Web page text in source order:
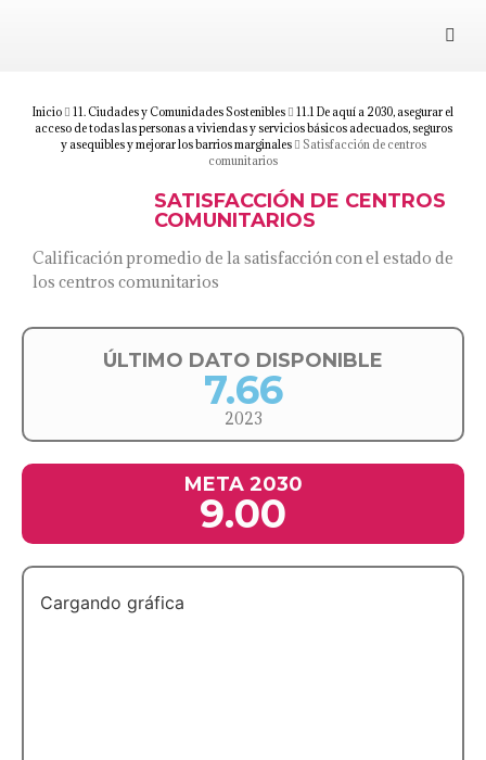
Objetivos
Documentos
Inicio 11. Ciudades y Comunidades Sostenibles
11.1 De aquí a 2030, asegurar el
acceso de todas las personas a viviendas y servicios básicos adecuados, seguros
y asequibles y mejorar los barrios marginales
Satisfacción de centros
comunitarios
SATISFACCIÓN DE CENTROS
COMUNITARIOS
Calificación promedio de la satisfacción con el estado de
los centros comunitarios
ÚLTIMO DATO DISPONIBLE
7.66
2023
META 2030
9.00
Cargando gráfica